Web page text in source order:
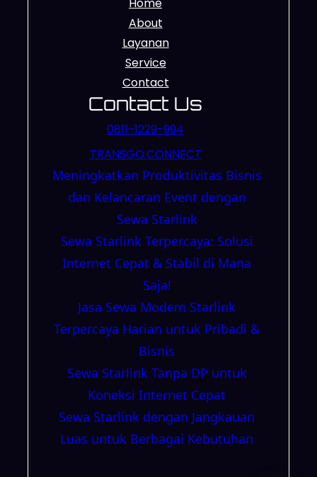
About
Layanan
Service
Contact
Contact Us
0811-1229-994
TRANSGO.CONNECT
Meningkatkan Produktivitas Bisnis
dan Kelancaran Event dengan
Sewa Starlink
Sewa Starlink Terpercaya: Solusi
Internet Cepat & Stabil di Mana
Saja!
Jasa Sewa Modem Starlink
Terpercaya Harian untuk Pribadi &
Bisnis
Sewa Starlink Tanpa DP untuk
Koneksi Internet Cepat
Sewa Starlink dengan Jangkauan
Luas untuk Berbagai Kebutuhan